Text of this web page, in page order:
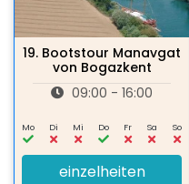
19. Bootstour Manavgat
von Bogazkent
09:00 - 16:00
Mo Di Mi Do Fr Sa So
einzelheiten